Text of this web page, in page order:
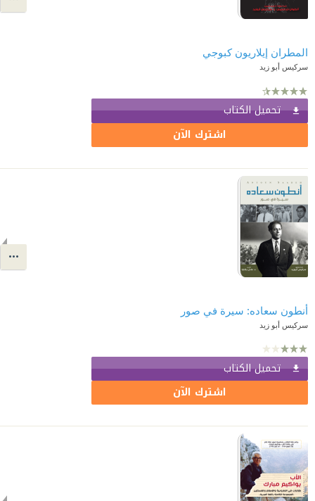
المطران إيلاريون كبوجي
سركيس أبو زيد
تحميل الكتاب
اشترك الآن
أنطون سعاده: سيرة في صور
سركيس أبو زيد
تحميل الكتاب
اشترك الآن